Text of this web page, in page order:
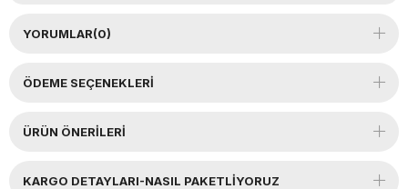
YORUMLAR(0)
ÖDEME SEÇENEKLERI
ÜRÜN ÖNERILERI
KARGO DETAYLARI-NASIL PAKETLİYORUZ